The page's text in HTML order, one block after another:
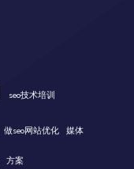
seo技术培训
做seo网站优化 媒体
方案